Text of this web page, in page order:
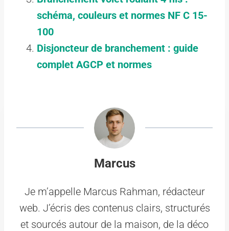
schéma, couleurs et normes NF C 15-
100
Disjoncteur de branchement : guide
complet AGCP et normes
Marcus
Je m’appelle Marcus Rahman, rédacteur
web. J’écris des contenus clairs, structurés
et sourcés autour de la maison, de la déco